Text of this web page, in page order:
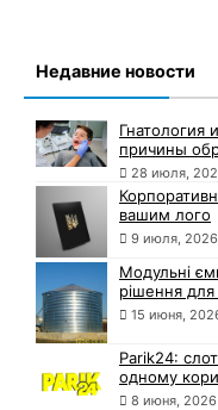
Недавние новости
Гнатология
причины
28 июля,
вашим лого
9 июля, 2026
Модульні
рішення для
15 июня,
Parik24:
одному
8 июня, 2026